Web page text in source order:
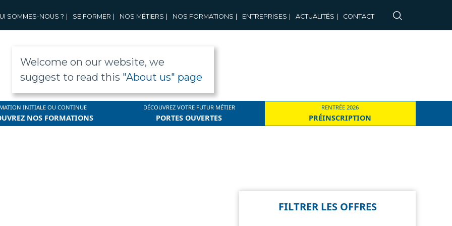
SOMMES-NOUS ? SE FORMER NOS MÉTIERS NOS FORMATIONS ENTREPRISES ACTUALITÉS CONTACT
Welcome on our website, we
suggest to read this "About us" page
INITIALE OU CONTINUE
NOS FORMATIONS
DÉCOUVREZ VOTRE FUTUR MÉTIER
PORTES OUVERTES
RENTRÉE 2026
PRÉINSCRIPTION
FILTRER LES OFFRES